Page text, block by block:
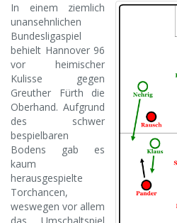
In einem ziemlich
unansehnlichen
Bundesligaspiel
behielt Hannover 96
vor heimischer
Kulisse gegen
Greuther Fürth die
Oberhand. Aufgrund
des schwer
bespielbaren
Bodens gab es
kaum
herausgespielte
Torchancen,
weswegen vor allem